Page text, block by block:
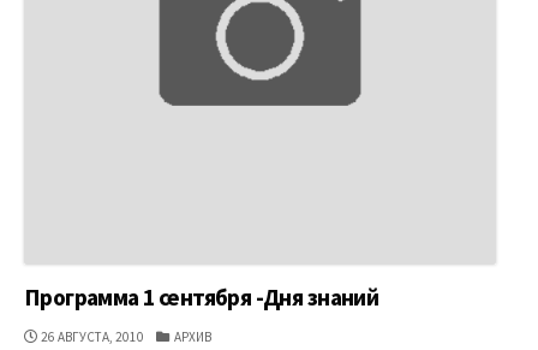
Программа 1 сентября -Дня знаний
ДАТА
26 АВГУСТА, 2010 КАТЕГОРИИ
АРХИВ